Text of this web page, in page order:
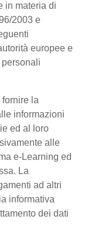
in materia di
2003 e
europee e
la
informazioni
ed al loro
alle
e-Learning ed
La
ad altri
informativa
dei dati